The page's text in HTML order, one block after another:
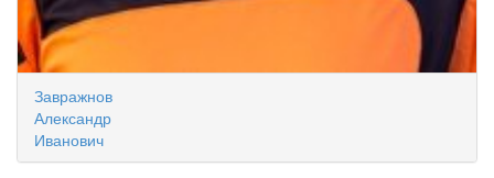
Завражнов
Александр
Иванович